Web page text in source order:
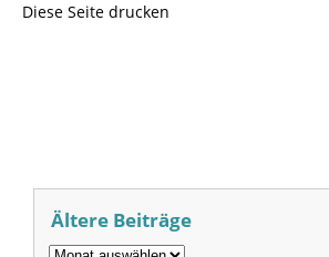
Diese Seite drucken
Ältere Beiträge